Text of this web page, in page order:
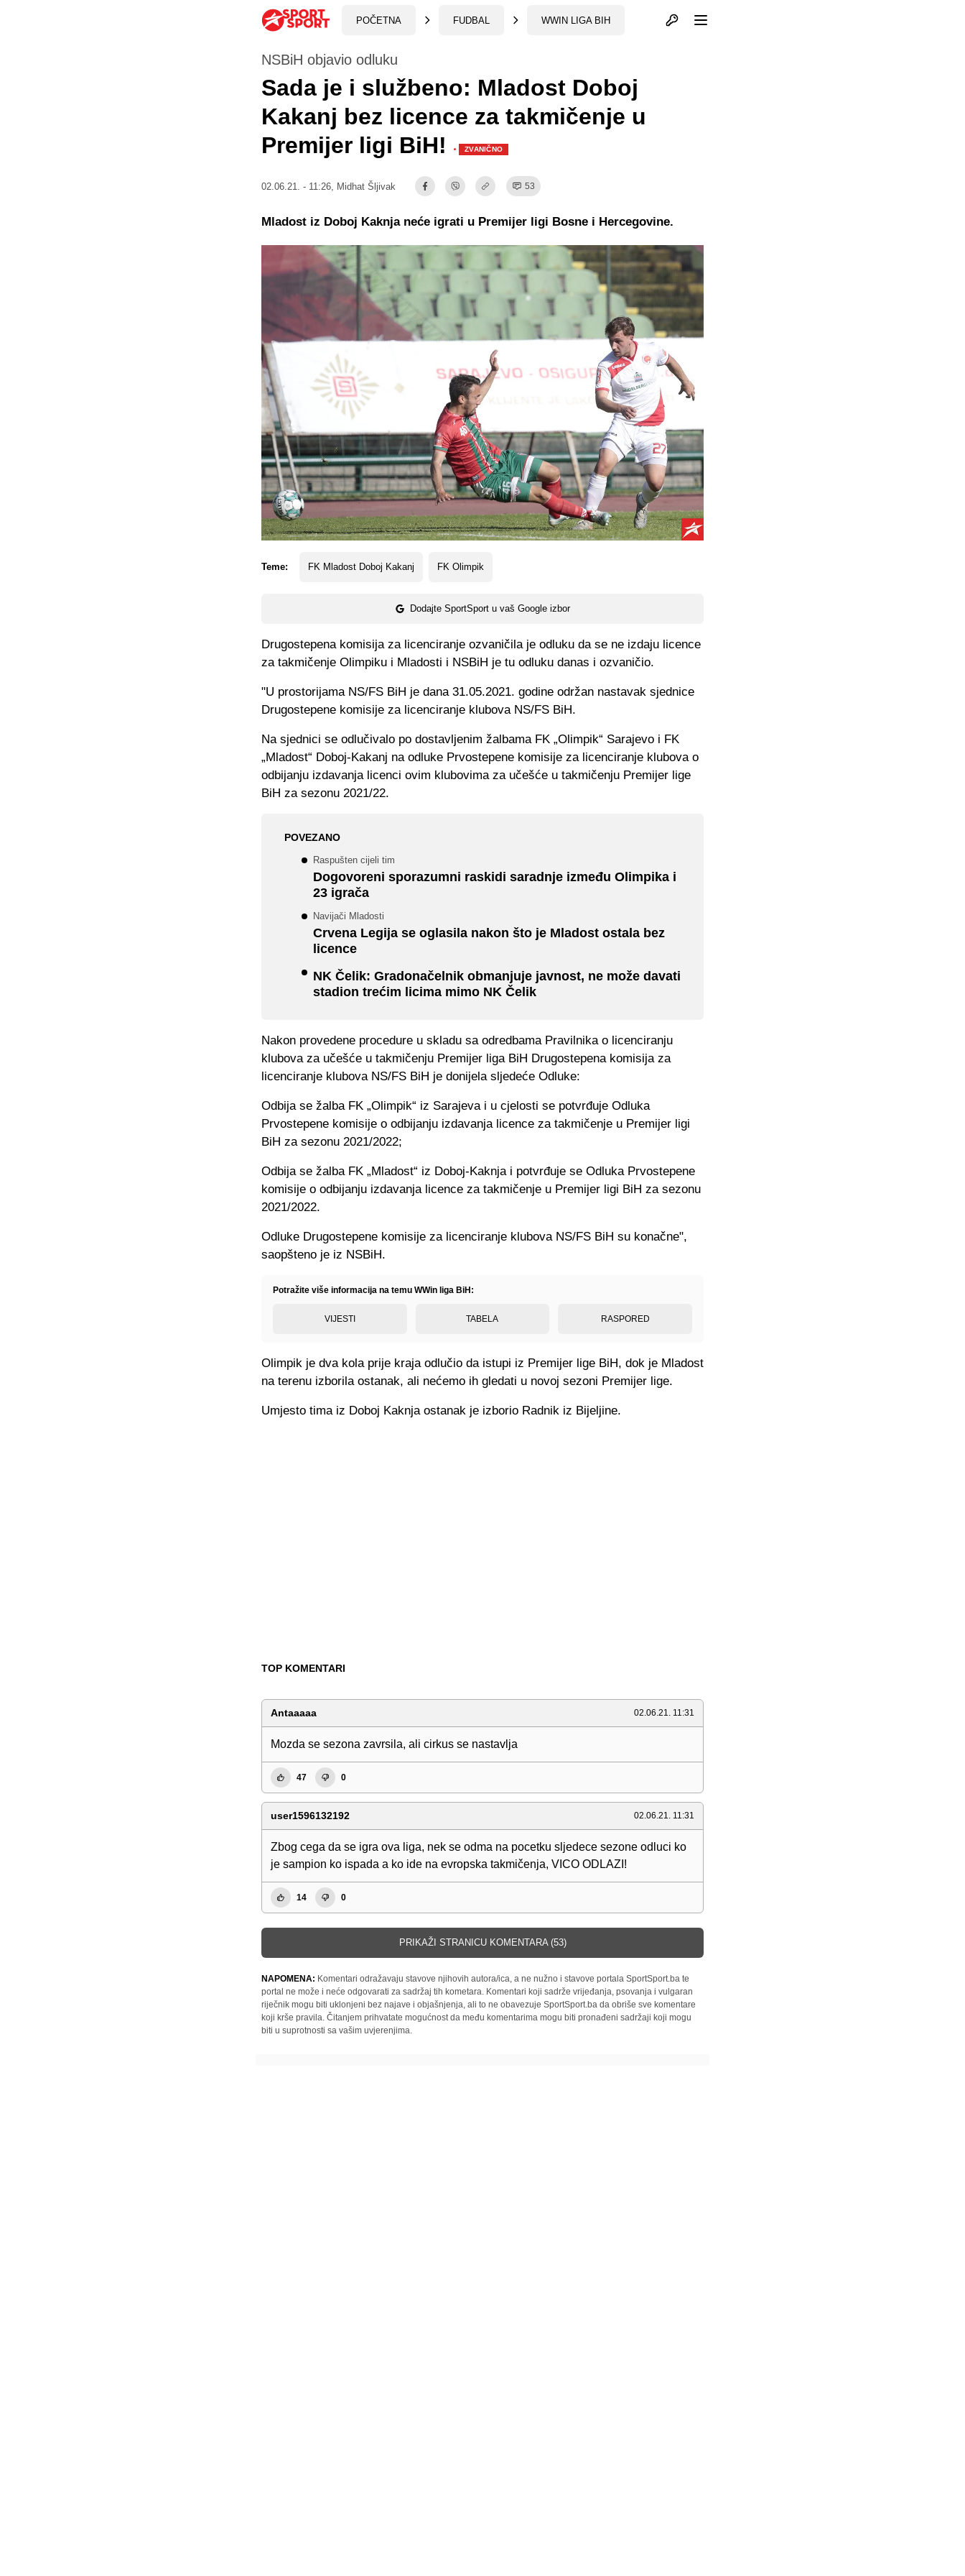
POČETNA FUDBAL WWIN LIGA BIH Otvori profil
NSBiH objavio odluku
Sada je i službeno: Mladost Doboj
Kakanj bez licence za takmičenje u
Premijer ligi BiH!
· ZVANIČNO
02.06.21. - 11:26, Midhat Šljivak 53
Teme: FK Mladost Doboj Kakanj FK Olimpik
Dodajte SportSport u vaš Google izbor
Mladost iz Doboj Kaknja neće igrati u Premijer ligi Bosne i Hercegovine.
Drugostepena komisija za licenciranje ozvaničila je odluku da se ne izdaju licence
za takmičenje Olimpiku i Mladosti i NSBiH je tu odluku danas i ozvaničio.
"U prostorijama NS/FS BiH je dana 31.05.2021. godine održan nastavak sjednice
Drugostepene komisije za licenciranje klubova NS/FS BiH.
Na sjednici se odlučivalo po dostavljenim žalbama FK „Olimpik“ Sarajevo i FK
„Mladost“ Doboj-Kakanj na odluke Prvostepene komisije za licenciranje klubova o
odbijanju izdavanja licenci ovim klubovima za učešće u takmičenju Premijer lige
BiH za sezonu 2021/22.
POVEZANO
Raspušten cijeli tim
Dogovoreni sporazumni raskidi saradnje između Olimpika i
23 igrača
Navijači Mladosti
Crvena Legija se oglasila nakon što je Mladost ostala bez
licence
NK Čelik: Gradonačelnik obmanjuje javnost, ne može davati
stadion trećim licima mimo NK Čelik
Nakon provedene procedure u skladu sa odredbama Pravilnika o licenciranju
klubova za učešće u takmičenju Premijer liga BiH Drugostepena komisija za
licenciranje klubova NS/FS BiH je donijela sljedeće Odluke:
Odbija se žalba FK „Olimpik“ iz Sarajeva i u cjelosti se potvrđuje Odluka
Prvostepene komisije o odbijanju izdavanja licence za takmičenje u Premijer ligi
BiH za sezonu 2021/2022;
Odbija se žalba FK „Mladost“ iz Doboj-Kaknja i potvrđuje se Odluka Prvostepene
komisije o odbijanju izdavanja licence za takmičenje u Premijer ligi BiH za sezonu
2021/2022.
Odluke Drugostepene komisije za licenciranje klubova NS/FS BiH su konačne",
saopšteno je iz NSBiH.
Potražite više informacija na temu WWin liga BiH:
VIJESTI TABELA RASPORED
Olimpik je dva kola prije kraja odlučio da istupi iz Premijer lige BiH, dok je Mladost
na terenu izborila ostanak, ali nećemo ih gledati u novoj sezoni Premijer lige.
Umjesto tima iz Doboj Kaknja ostanak je izborio Radnik iz Bijeljine.
TOP KOMENTARI
Antaaaaa 02.06.21. 11:31
Mozda se sezona zavrsila, ali cirkus se nastavlja
47 0
user1596132192 02.06.21. 11:31
Zbog cega da se igra ova liga, nek se odma na pocetku sljedece sezone odluci ko
je sampion ko ispada a ko ide na evropska takmičenja, VICO ODLAZI!
14 0
PRIKAŽI STRANICU KOMENTARA (53)
NAPOMENA: Komentari odražavaju stavove njihovih autora/ica, a ne nužno i stavove portala SportSport.ba te
portal ne može i neće odgovarati za sadržaj tih kometara. Komentari koji sadrže vrijeđanja, psovanja i vulgaran
riječnik mogu biti uklonjeni bez najave i objašnjenja, ali to ne obavezuje SportSport.ba da obriše sve komentare
koji krše pravila. Čitanjem prihvatate mogućnost da među komentarima mogu biti pronađeni sadržaji koji mogu
biti u suprotnosti sa vašim uvjerenjima.